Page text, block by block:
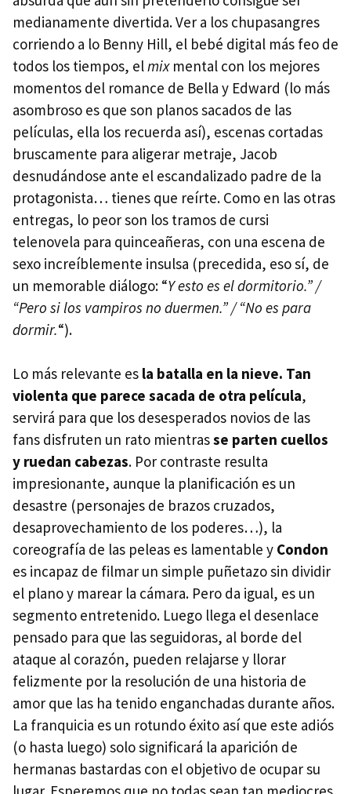
medianamente divertida. Ver a los chupasangres
corriendo a lo Benny Hill, el bebé digital más feo de
todos los tiempos, elmixmental con los mejores
momentos del romance de Bella y Edward (lo más
asombroso es que son planos sacados de las
películas, ella los recuerda así), escenas cortadas
bruscamente para aligerar metraje, Jacob
desnudándose ante el escandalizado padre de la
protagonista… tienes que reírte. Como en las otras
entregas, lo peor son los tramos de cursi
telenovela para quinceañeras, con una escena de
sexo increíblemente insulsa (precedida, eso sí, de
un memorable diálogo: “Y esto es el dormitorio.” /
“Pero si los vampiros no duermen.” / “No es para
dormir.“).
Lo más relevante es la batalla en la nieve. Tan
violenta que parece sacada de otra película,
servirá para que los desesperados novios de las
fans disfruten un rato mientrasse parten cuellos
y ruedan cabezas. Por contraste resulta
impresionante, aunque la planificación es un
desastre (personajes de brazos cruzados,
desaprovechamiento de los poderes…), la
coreografía de las peleas es lamentable y Condon
es incapaz de filmar un simple puñetazo sin dividir
el plano y marear la cámara. Pero da igual, es un
segmento entretenido. Luego llega el desenlace
pensado para que las seguidoras, al borde del
ataque al corazón, pueden relajarse y llorar
felizmente por la resolución de una historia de
amor que las ha tenido enganchadas durante años.
La franquicia es un rotundo éxito así que este adiós
(o hasta luego) solo significará la aparición de
hermanas bastardas con el objetivo de ocupar su